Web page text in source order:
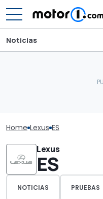
Noticias
Home Lexus ES
Lexus
ES
NOTICIAS PRUEBAS